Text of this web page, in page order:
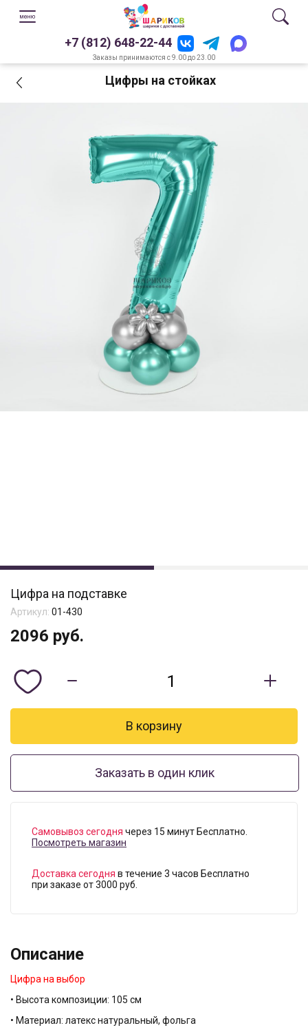
+7 (812) 648-22-44
Заказы принимаются с 9.00 до 23.00
Цифры на стойках
Цифра на подставке
Артикул: 01-430
2096 руб.
Заказать в один клик
Самовывоз сегодня через 15 минут Бесплатно.
Посмотреть магазин
Доставка сегодня в течение 3 часов Бесплатно
при заказе от 3000 руб.
Описание
Цифра на выбор
• Высота композиции: 105 см
• Материал: латекс натуральный, фольга